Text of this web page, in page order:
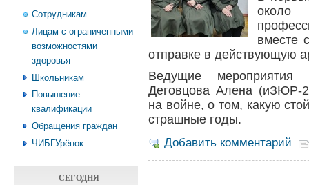
Сотрудникам
Лицам с ограниченными
возможностями
здоровья
Школьникам
Повышение
квалификации
Обращения граждан
ЧИБГУрёнок
СЕГОДНЯ
около
вместе
отправке в действующую
Ведущие
Деговцова Алена (иЗЮР-
на войне, о том, какую
страшные годы.
Добавить комментарий